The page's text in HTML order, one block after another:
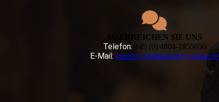
SO ERREICHEN SIE UNS
Telefon: +49 (0) 4804-1855050
E-Mail: mueller-nordhastedt@t-online.de